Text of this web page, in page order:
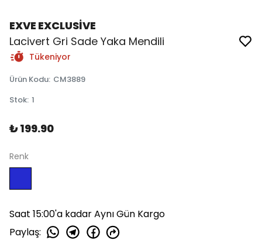
EXVE EXCLUSİVE
Lacivert Gri Sade Yaka Mendili
Tükeniyor
Ürün Kodu: CM3889
Stok: 1
₺ 199.90
Renk
Saat 15:00'a kadar Aynı Gün Kargo
Paylaş: